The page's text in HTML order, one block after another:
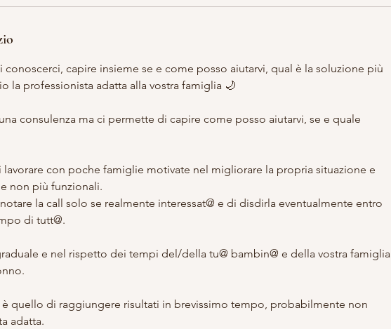
capire insieme se e come posso aiutarvi, qual è la soluzione più
la professionista adatta alla vostra famiglia 🌙
consulenza ma ci permette di capire come posso aiutarvi, se e quale
lavorare con poche famiglie motivate nel migliorare la propria situazione e
non più funzionali.
la call solo se realmente interessat@ e di disdirla eventualmente entro
di tutt@.
e nel rispetto dei tempi del/della tu@ bambin@ e della vostra famiglia
è quello di raggiungere risultati in brevissimo tempo, probabilmente non
adatta.